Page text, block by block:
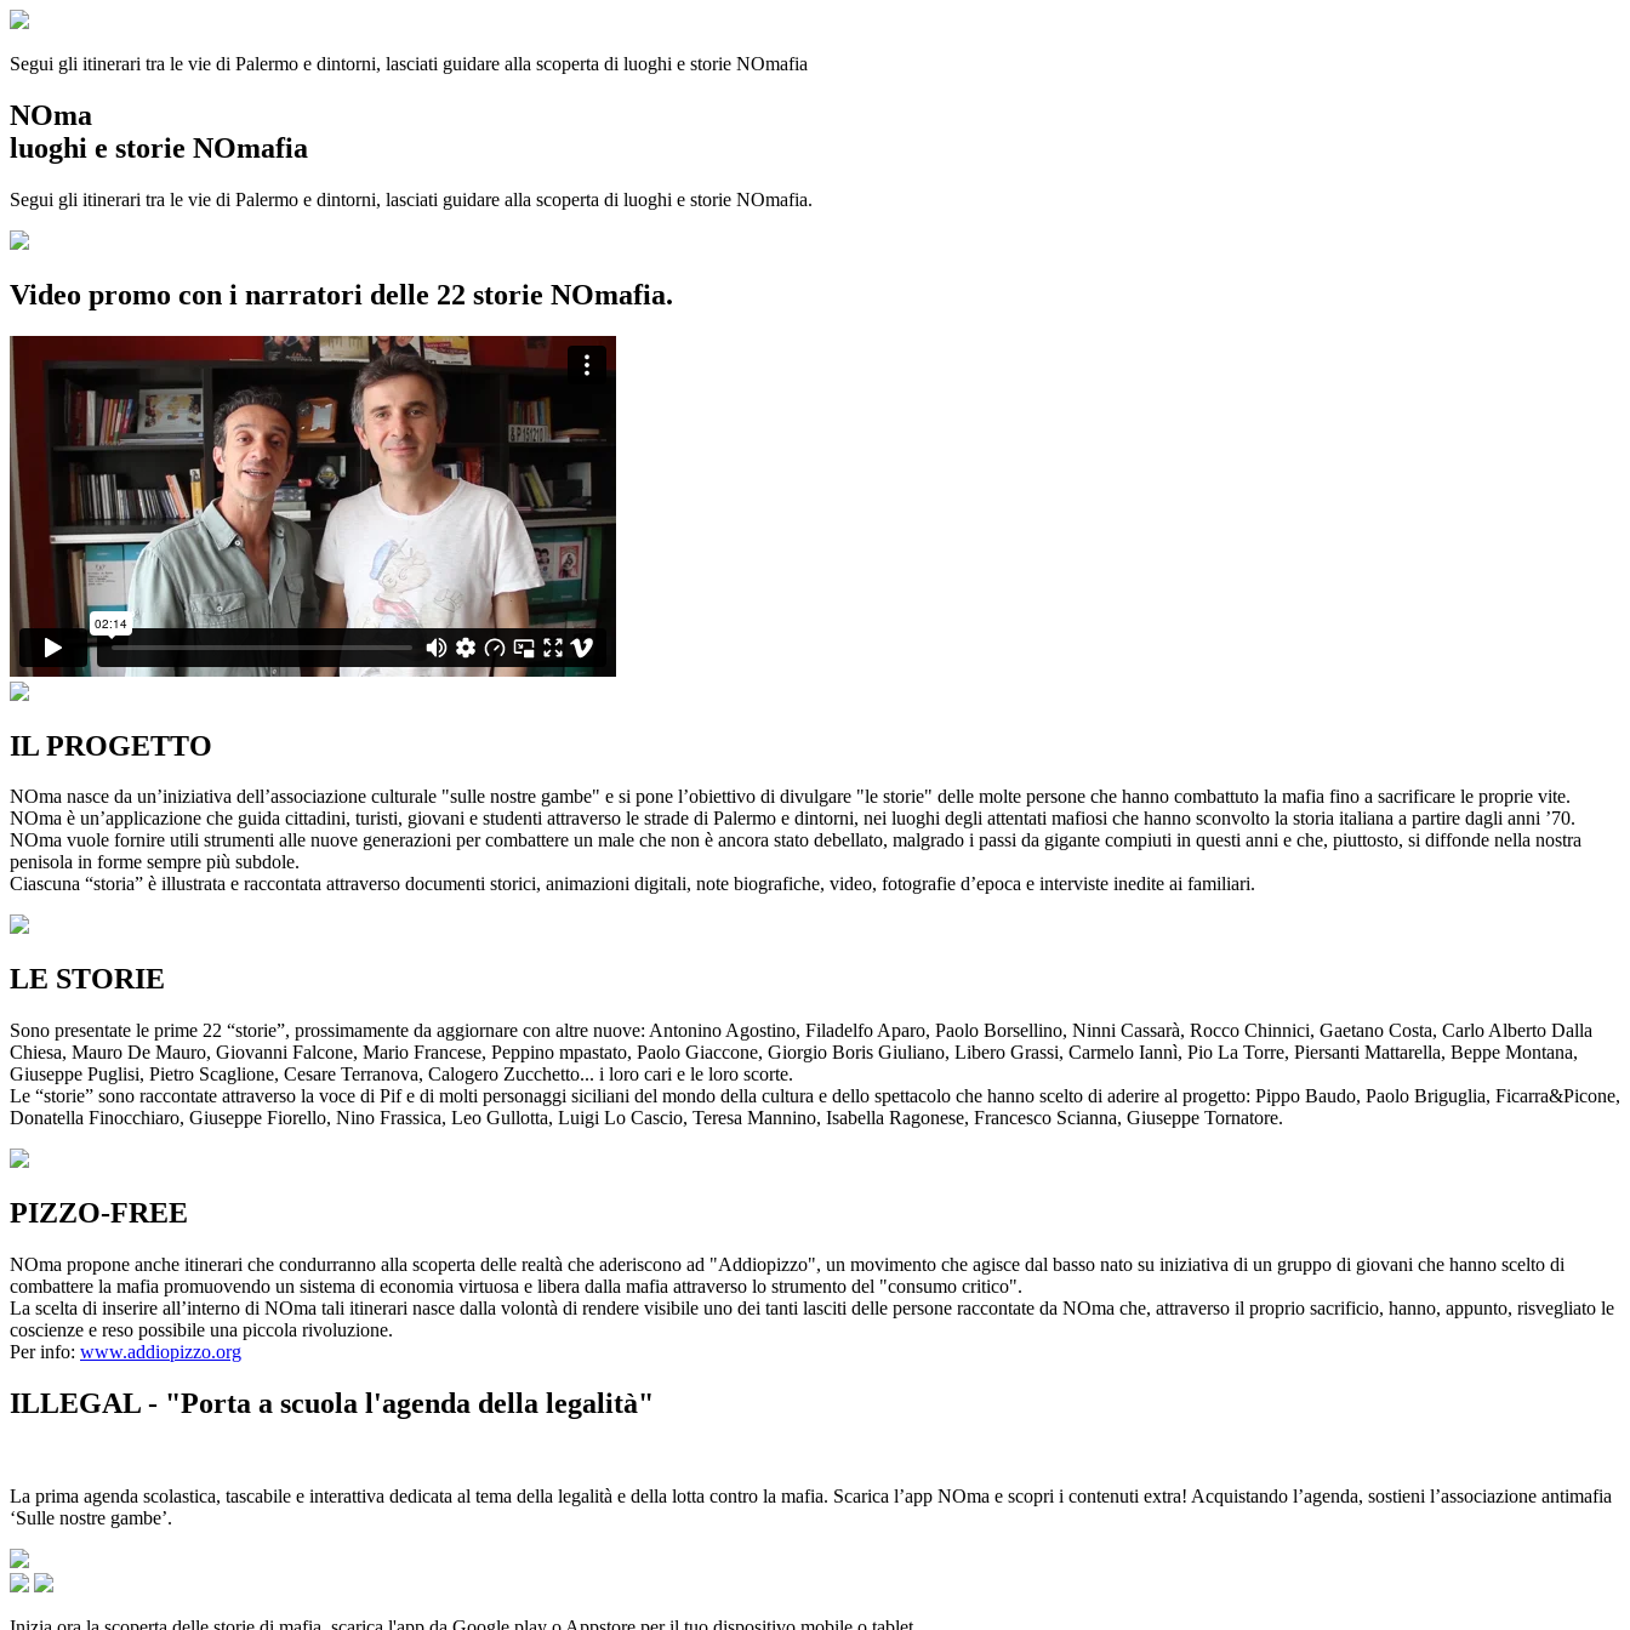
Segui gli itinerari tra le vie di Palermo e dintorni, lasciati guidare alla scoperta di luoghi e storie NOmafia
NOma
luoghi e storie NOmafia
Segui gli itinerari tra le vie di Palermo e dintorni, lasciati guidare alla scoperta di luoghi e storie NOmafia.
Video promo con i narratori delle 22 storie NOmafia.
IL PROGETTO
NOma nasce da un’iniziativa dell’associazione culturale "sulle nostre gambe" e si pone l’obiettivo di divulgare "le storie" delle molte persone che hanno combattuto la mafia fino a sacrificare le proprie vite.
NOma è un’applicazione che guida cittadini, turisti, giovani e studenti attraverso le strade di Palermo e dintorni, nei luoghi degli attentati mafiosi che hanno sconvolto la storia italiana a partire dagli anni ’70.
NOma vuole fornire utili strumenti alle nuove generazioni per combattere un male che non è ancora stato debellato, malgrado i passi da gigante compiuti in questi anni e che, piuttosto, si diffonde nella nostra
penisola in forme sempre più subdole.
Ciascuna “storia” è illustrata e raccontata attraverso documenti storici, animazioni digitali, note biografiche, video, fotografie d’epoca e interviste inedite ai familiari.
LE STORIE
Sono presentate le prime 22 “storie”, prossimamente da aggiornare con altre nuove: Antonino Agostino, Filadelfo Aparo, Paolo Borsellino, Ninni Cassarà, Rocco Chinnici, Gaetano Costa, Carlo Alberto Dalla
Chiesa, Mauro De Mauro, Giovanni Falcone, Mario Francese, Peppino mpastato, Paolo Giaccone, Giorgio Boris Giuliano, Libero Grassi, Carmelo Iannì, Pio La Torre, Piersanti Mattarella, Beppe Montana,
Giuseppe Puglisi, Pietro Scaglione, Cesare Terranova, Calogero Zucchetto... i loro cari e le loro scorte.
Le “storie” sono raccontate attraverso la voce di Pif e di molti personaggi siciliani del mondo della cultura e dello spettacolo che hanno scelto di aderire al progetto: Pippo Baudo, Paolo Briguglia, Ficarra&Picone,
Donatella Finocchiaro, Giuseppe Fiorello, Nino Frassica, Leo Gullotta, Luigi Lo Cascio, Teresa Mannino, Isabella Ragonese, Francesco Scianna, Giuseppe Tornatore.
PIZZO-FREE
NOma propone anche itinerari che condurranno alla scoperta delle realtà che aderiscono ad "Addiopizzo", un movimento che agisce dal basso nato su iniziativa di un gruppo di giovani che hanno scelto di
combattere la mafia promuovendo un sistema di economia virtuosa e libera dalla mafia attraverso lo strumento del "consumo critico".
La scelta di inserire all’interno di NOma tali itinerari nasce dalla volontà di rendere visibile uno dei tanti lasciti delle persone raccontate da NOma che, attraverso il proprio sacrificio, hanno, appunto, risvegliato le
coscienze e reso possibile una piccola rivoluzione.
Per info: www.addiopizzo.org
ILLEGAL - "Porta a scuola l'agenda della legalità"
La prima agenda scolastica, tascabile e interattiva dedicata al tema della legalità e della lotta contro la mafia. Scarica l’app NOma e scopri i contenuti extra! Acquistando l’agenda, sostieni l’associazione antimafia
‘Sulle nostre gambe’.